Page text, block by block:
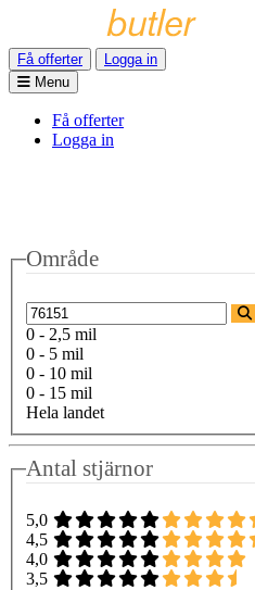
Få offerter
Logga in
Menu
Få offerter
Logga in
Område
0 - 2,5 mil
0 - 5 mil
0 - 10 mil
0 - 15 mil
Hela landet
Antal stjärnor
5,0
4,5
4,0
3,5